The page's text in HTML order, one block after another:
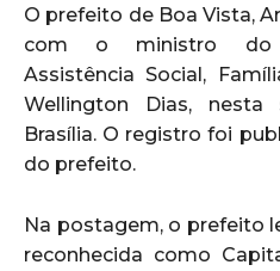
O prefeito de Boa Vista,
com o ministro do
Assistência Social,
Wellington Dias, nesta
Brasília. O registro foi
do prefeito.
Na postagem, o prefeito
reconhecida como